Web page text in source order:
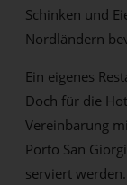
Schinken und
Nordländern
Ein eigenes
Doch für die
Vereinbarung
Porto San
serviert werden.